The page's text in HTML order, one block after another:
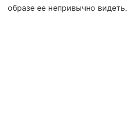
образе ее непривычно видеть.